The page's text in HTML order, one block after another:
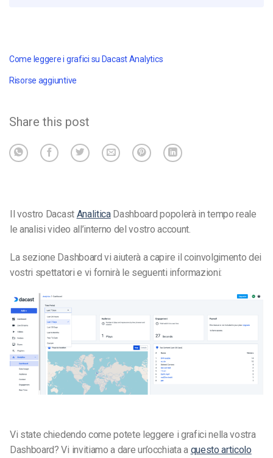
Come leggere i grafici su Dacast Analytics
Risorse aggiuntive
Share this post
Il vostro Dacast AnaliticaDashboard popolerà intempo reale
leanalisi video all’interno del vostro account.
La sezione Dashboard vi aiuterà a capire il coinvolgimento dei
vostri spettatori e vi fornirà le seguenti informazioni:
Vi state chiedendo come potete leggere i grafici nella vostra
Dashboard? Vi invitiamo a dare un’occhiata a questo articolo